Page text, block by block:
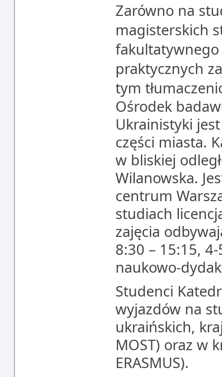
Zarówno na
magisterskich
praktycznych
tym
Ośrodek
Ukrainistyki
części miasta.
w bliskiej
Wilanowska.
centrum
studiach
zajęcia
8:30 – 15:15,
naukowo-
Studenci
wyjazdów na
ukraińskich,
MOST) oraz w
ERASMUS).